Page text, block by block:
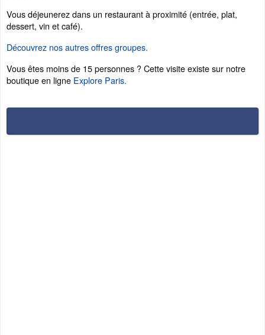
Vous déjeunerez dans un restaurant à proximité (entrée, plat,
dessert, vin et café).
Découvrez nos autres offres groupes.
Vous êtes moins de 15 personnes ? Cette visite existe sur notre
boutique en ligne Explore Paris.